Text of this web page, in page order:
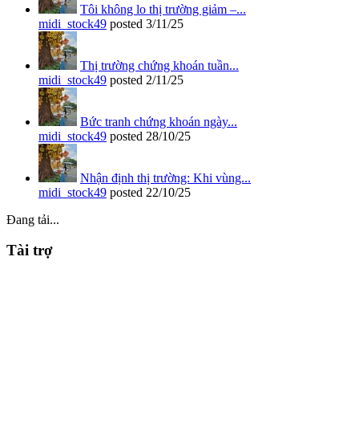
Tôi không lo thị trường giảm –...
midi_stock49 posted 3/11/25
Thị trường chứng khoán tuần...
midi_stock49 posted 2/11/25
Bức tranh chứng khoán ngày...
midi_stock49 posted 28/10/25
Nhận định thị trường: Khi vùng...
midi_stock49 posted 22/10/25
Đang tải...
Tài trợ